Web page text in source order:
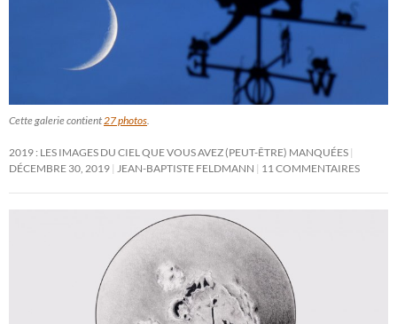
Cette galerie contient27 photos.
2019 : LES IMAGES DU CIEL QUE VOUS AVEZ (PEUT-ÊTRE) MANQUÉES
DÉCEMBRE 30, 2019 JEAN-BAPTISTE FELDMANN 11 COMMENTAIRES